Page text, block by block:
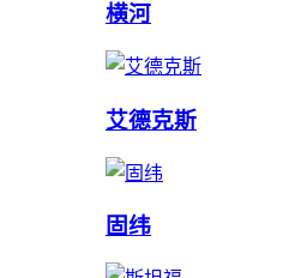
横河
艾德克斯
固纬